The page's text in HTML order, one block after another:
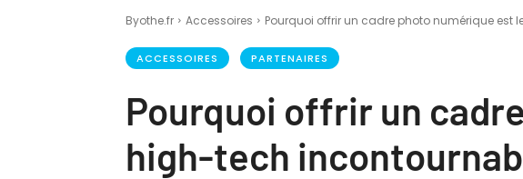
Byothe.fr Accessoires Pourquoi offrir un cadre photo numérique
ACCESSOIRES PARTENAIRES
Pourquoi offrir un
high-tech